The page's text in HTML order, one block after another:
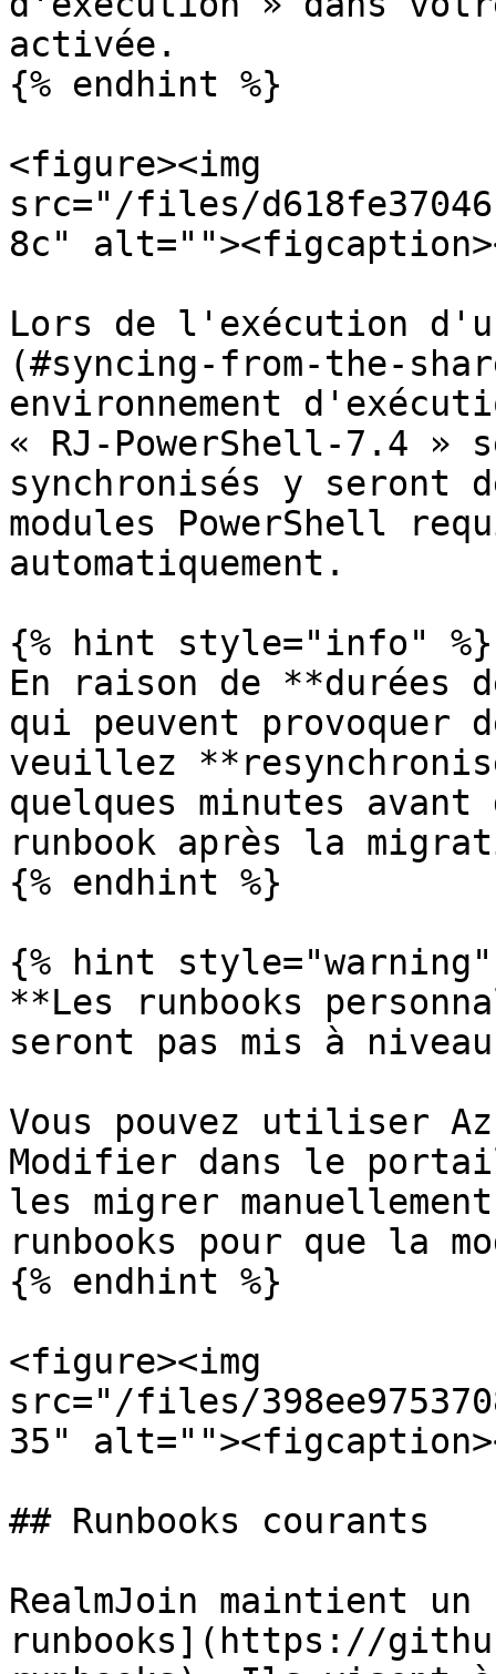
activée.
{% endhint %}
<figure><img
src="/files/
8c"
Lors de l'exécution
(#syncing-from-the-
environnement
« RJ-PowerShell-7.4 »
synchronisés y seront
modules PowerShell
automatiquement.
{% hint style="info" %}
En raison de **durées
qui peuvent provoquer
veuillez
quelques minutes
runbook après la
{% endhint %}
{% hint style="warning"
**Les runbooks
seront pas mis à
Vous pouvez utiliser
Modifier dans le
les migrer
runbooks pour que la
{% endhint %}
<figure><img
src="/files/
35"
## Runbooks courants
RealmJoin maintient
runbooks](https://